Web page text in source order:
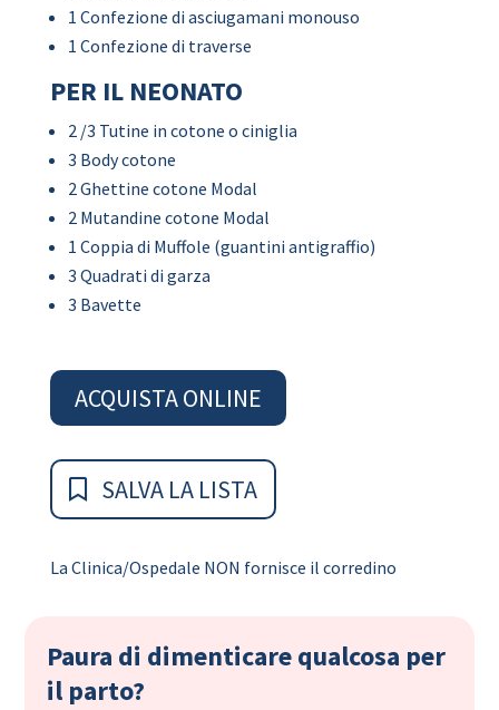
1 Confezione di asciugamani monouso
1 Confezione di traverse
PER IL NEONATO
2 /3 Tutine in cotone o ciniglia
3 Body cotone
2 Ghettine cotone Modal
2 Mutandine cotone Modal
1 Coppia di Muffole (guantini antigraffio)
3 Quadrati di garza
3 Bavette
ACQUISTA ONLINE
SALVA LA LISTA
La Clinica/Ospedale NON fornisce il corredino
Paura di dimenticare qualcosa per
il parto?